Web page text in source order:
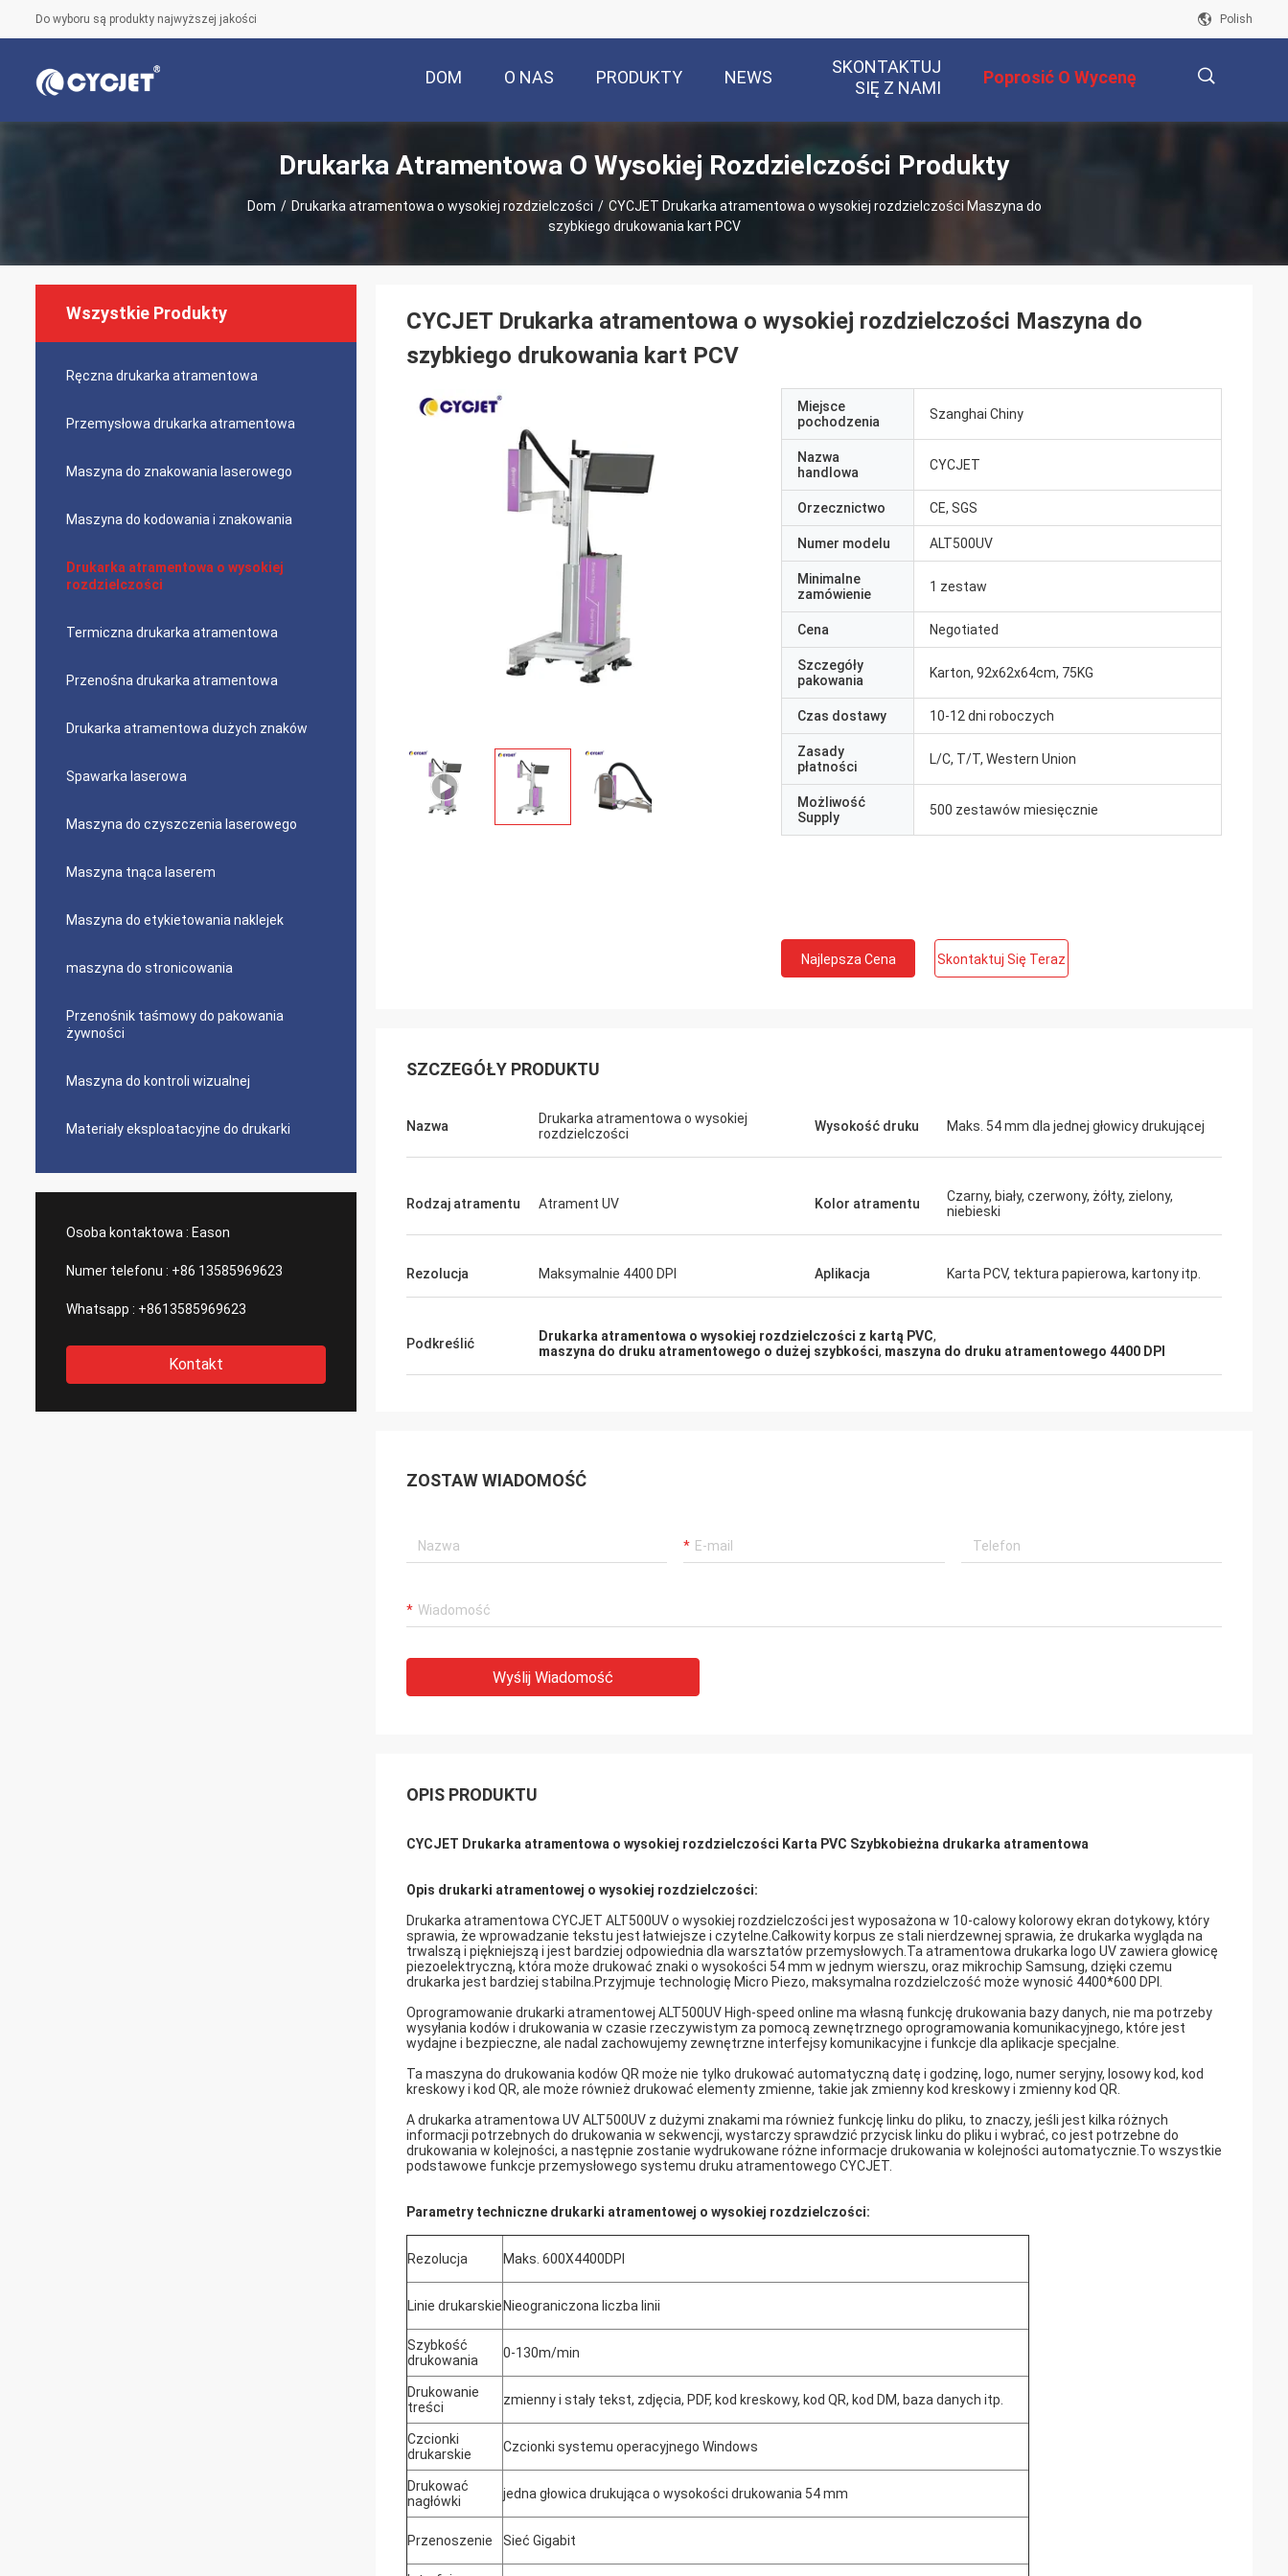
Do wyboru są produkty najwyższej jakości Polish
DOM O NAS PRODUKTY NEWS
SKONTAKTUJ
SIĘ Z NAMI
Poprosić O Wycenę
Drukarka Atramentowa O Wysokiej Rozdzielczości Produkty
Dom / Drukarka atramentowa o wysokiej rozdzielczości / CYCJET Drukarka atramentowa o wysokiej rozdzielczości Maszyna do
szybkiego drukowania kart PCV
Wszystkie Produkty
Ręczna drukarka atramentowa
Przemysłowa drukarka atramentowa
Maszyna do znakowania laserowego
Maszyna do kodowania i znakowania
Drukarka atramentowa o wysokiej
rozdzielczości
Termiczna drukarka atramentowa
Przenośna drukarka atramentowa
Drukarka atramentowa dużych znaków
Spawarka laserowa
Maszyna do czyszczenia laserowego
Maszyna tnąca laserem
Maszyna do etykietowania naklejek
maszyna do stronicowania
Przenośnik taśmowy do pakowania
żywności
Maszyna do kontroli wizualnej
Materiały eksploatacyjne do drukarki
Osoba kontaktowa : Eason
Numer telefonu : +86 13585969623
Whatsapp : +8613585969623
Kontakt
CYCJET Drukarka atramentowa o wysokiej rozdzielczości Maszyna do
szybkiego drukowania kart PCV
Miejsce
pochodzenia
Szanghai Chiny
Nazwa
handlowa
CYCJET
Orzecznictwo CE, SGS
Numer modelu ALT500UV
Minimalne
zamówienie
1 zestaw
Cena Negotiated
Szczegóły
pakowania
Karton, 92x62x64cm, 75KG
Czas dostawy 10-12 dni roboczych
Zasady
płatności
L/C, T/T, Western Union
Możliwość
Supply
500 zestawów miesięcznie
Najlepsza Cena Skontaktuj Się Teraz
SZCZEGÓŁY PRODUKTU
Nazwa
Drukarka atramentowa o wysokiej
rozdzielczości
Wysokość druku Maks. 54 mm dla jednej głowicy drukującej
Rodzaj atramentu Atrament UV Kolor atramentu
Czarny, biały, czerwony, żółty, zielony,
niebieski
Rezolucja Maksymalnie 4400 DPI Aplikacja Karta PCV, tektura papierowa, kartony itp.
Podkreślić Drukarka atramentowa o wysokiej rozdzielczości z kartą PVC,
maszyna do druku atramentowego o dużej szybkości, maszyna do druku atramentowego 4400 DPI
ZOSTAW WIADOMOŚĆ
Wyślij Wiadomość
OPIS PRODUKTU
CYCJET Drukarka atramentowa o wysokiej rozdzielczości Karta PVC Szybkobieżna drukarka atramentowa
Opis drukarki atramentowej o wysokiej rozdzielczości:
Drukarka atramentowa CYCJET ALT500UV o wysokiej rozdzielczości jest wyposażona w 10-calowy kolorowy ekran dotykowy, który
sprawia, że ​​wprowadzanie tekstu jest łatwiejsze i czytelne.Całkowity korpus ze stali nierdzewnej sprawia, że ​​drukarka wygląda na
trwalszą i piękniejszą i jest bardziej odpowiednia dla warsztatów przemysłowych.Ta atramentowa drukarka logo UV zawiera głowicę
piezoelektryczną, która może drukować znaki o wysokości 54 mm w jednym wierszu, oraz mikrochip Samsung, dzięki czemu
drukarka jest bardziej stabilna.Przyjmuje technologię Micro Piezo, maksymalna rozdzielczość może wynosić 4400*600 DPI.
Oprogramowanie drukarki atramentowej ALT500UV High-speed online ma własną funkcję drukowania bazy danych, nie ma potrzeby
wysyłania kodów i drukowania w czasie rzeczywistym za pomocą zewnętrznego oprogramowania komunikacyjnego, które jest
wydajne i bezpieczne, ale nadal zachowujemy zewnętrzne interfejsy komunikacyjne i funkcje dla aplikacje specjalne.
Ta maszyna do drukowania kodów QR może nie tylko drukować automatyczną datę i godzinę, logo, numer seryjny, losowy kod, kod
kreskowy i kod QR, ale może również drukować elementy zmienne, takie jak zmienny kod kreskowy i zmienny kod QR.
A drukarka atramentowa UV ALT500UV z dużymi znakami ma również funkcję linku do pliku, to znaczy, jeśli jest kilka różnych
informacji potrzebnych do drukowania w sekwencji, wystarczy sprawdzić przycisk linku do pliku i wybrać, co jest potrzebne do
drukowania w kolejności, a następnie zostanie wydrukowane różne informacje drukowania w kolejności automatycznie.To wszystkie
podstawowe funkcje przemysłowego systemu druku atramentowego CYCJET.
Parametry techniczne drukarki atramentowej o wysokiej rozdzielczości:
Rezolucja Maks. 600X4400DPI
Linie drukarskie Nieograniczona liczba linii
Szybkość
drukowania
0-130m/min
Drukowanie
treści
zmienny i stały tekst, zdjęcia, PDF, kod kreskowy, kod QR, kod DM, baza danych itp.
Czcionki
drukarskie
Czcionki systemu operacyjnego Windows
Drukować
nagłówki
jedna głowica drukująca o wysokości drukowania 54 mm
Przenoszenie Sieć Gigabit